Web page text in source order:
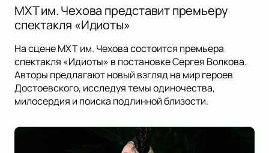
МХТ им. Чехова представит премьеру
спектакля «Идиоты»
На сцене МХТ им. Чехова состоится премьера
спектакля «Идиоты» в постановке Сергея Волкова.
Авторы предлагают новый взгляд на мир героев
Достоевского, исследуя темы одиночества,
милосердия и поиска подлинной близости.